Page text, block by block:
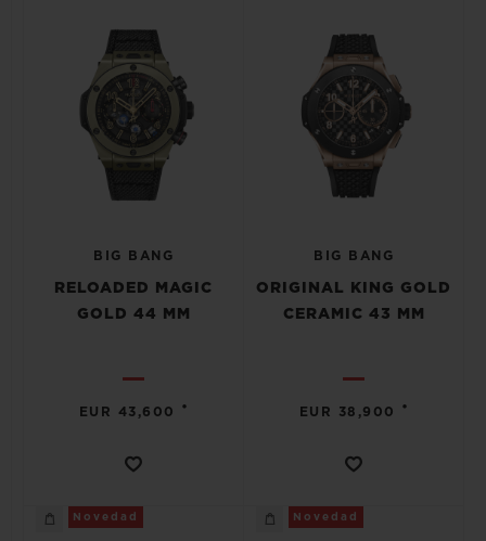
BIG BANG
RELOADED MAGIC
GOLD 44 MM
EUR 43,600 •
BIG BANG
ORIGINAL KING GOLD
CERAMIC 43 MM
EUR 38,900 •
Novedad Novedad